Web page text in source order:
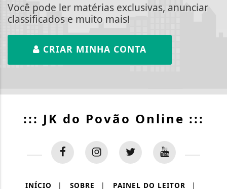
Você pode ler matérias exclusivas, anunciar
classificados e muito mais!
CRIAR MINHA CONTA
::: JK do Povão Online :::
INÍCIO | SOBRE | PAINEL DO LEITOR |